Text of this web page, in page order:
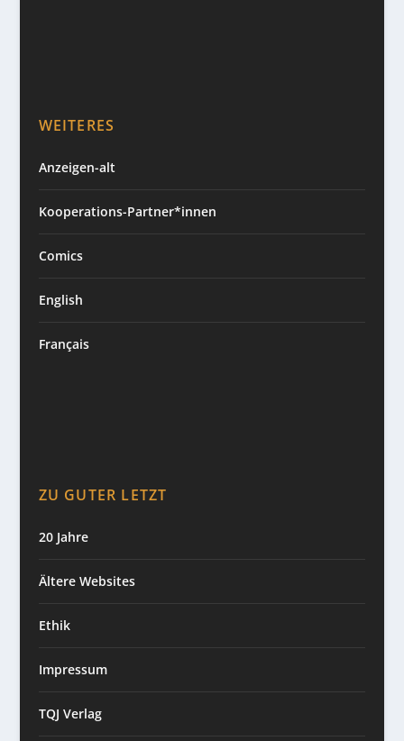
WEITERES
Anzeigen-alt
Kooperations-Partner*innen
Comics
English
Français
ZU GUTER LETZT
20 Jahre
Ältere Websites
Ethik
Impressum
TQJ Verlag